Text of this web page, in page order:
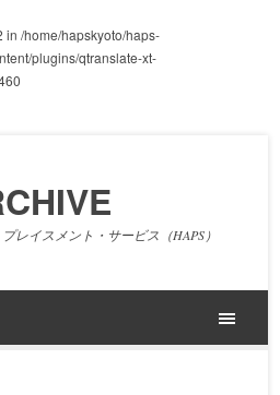
in /home/hapskyoto/haps-
plugins/qtranslate-xt-
レイスメント・サービス（HAPS）